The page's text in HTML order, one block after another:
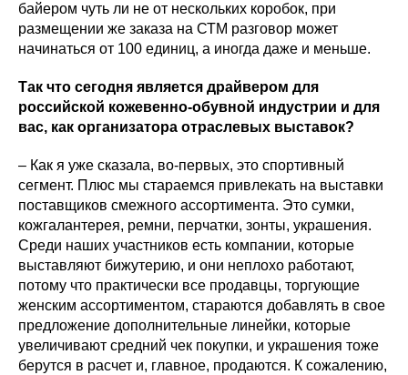
байером чуть ли не от нескольких коробок, при
размещении же заказа на СТМ разговор может
начинаться от 100 единиц, а иногда даже и меньше.
Так что сегодня является драйвером для
российской кожевенно-обувной индустрии и для
вас, как организатора отраслевых выставок?
– Как я уже сказала, во-первых, это спортивный
сегмент. Плюс мы стараемся привлекать на выставки
поставщиков смежного ассортимента. Это сумки,
кожгалантерея, ремни, перчатки, зонты, украшения.
Среди наших участников есть компании, которые
выставляют бижутерию, и они неплохо работают,
потому что практически все продавцы, торгующие
женским ассортиментом, стараются добавлять в свое
предложение дополнительные линейки, которые
увеличивают средний чек покупки, и украшения тоже
берутся в расчет и, главное, продаются. К сожалению,